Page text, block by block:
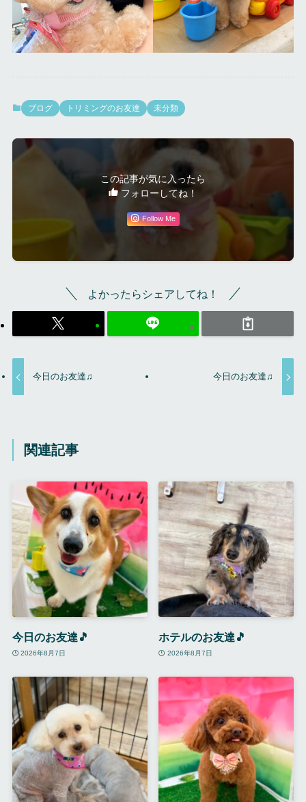
ブログ トリミングのお友達 未分類
この記事が気に入ったら
フォローしてね！
Follow Me
よかったらシェアしてね！
今日のお友達♫ 今日のお友達♫
関連記事
今日のお友達🎵
2026年8月7日
ホテルのお友達🎵
2026年8月7日